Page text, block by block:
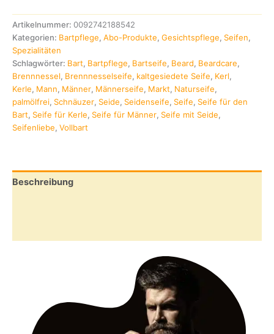
Artikelnummer: 0092742188542
Kategorien: Bartpflege, Abo-Produkte, Gesichtspflege, Seifen,
Spezialitäten
Schlagwörter: Bart, Bartpflege, Bartseife, Beard, Beardcare,
Brennnessel, Brennnesselseife, kaltgesiedete Seife, Kerl,
Kerle, Mann, Männer, Männerseife, Markt, Naturseife,
palmölfrei, Schnäuzer, Seide, Seidenseife, Seife, Seife für den
Bart, Seife für Kerle, Seife für Männer, Seife mit Seide,
Seifenliebe, Vollbart
Beschreibung